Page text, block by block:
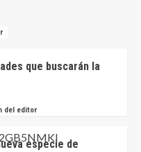
que buscarán la
del editor
especie de